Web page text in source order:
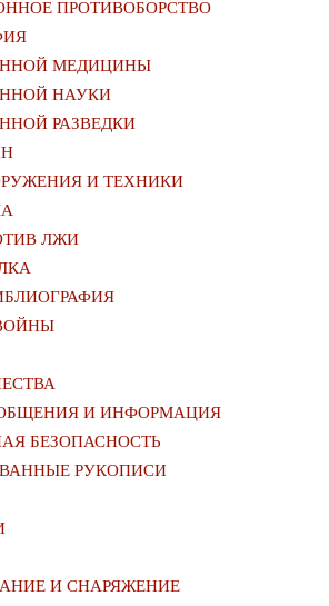
ПРОТИВОБОРСТВО
МЕДИЦИНЫ
НАУКИ
РАЗВЕДКИ
И ТЕХНИКИ
ЛЖИ
И ИНФОРМАЦИЯ
БЕЗОПАСНОСТЬ
РУКОПИСИ
И СНАРЯЖЕНИЕ